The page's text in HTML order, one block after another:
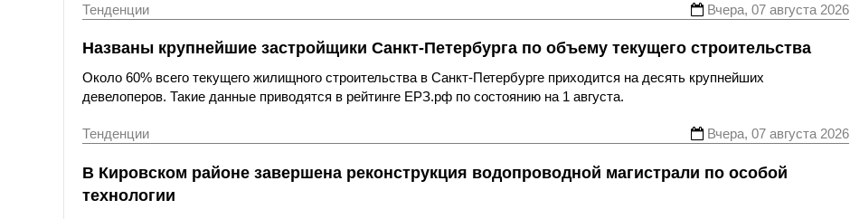
Тенденции Вчера, 07 августа 2026
Названы крупнейшие застройщики Санкт-Петербурга по объему текущего строительства
Около 60% всего текущего жилищного строительства в Санкт-Петербурге приходится на десять крупнейших
девелоперов. Такие данные приводятся в рейтинге ЕРЗ.рф по состоянию на 1 августа.
Тенденции Вчера, 07 августа 2026
В Кировском районе завершена реконструкция водопроводной магистрали по особой
технологии